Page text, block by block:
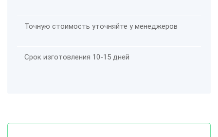
Точную стоимость уточняйте у менеджеров
Срок изготовления 10-15 дней